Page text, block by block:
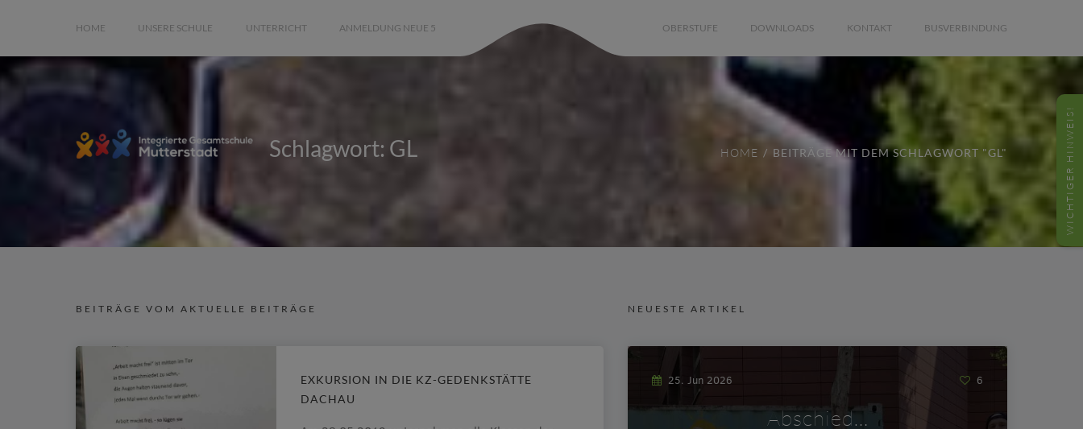
WICHTIGER HINWEIS!
HOME UNSERE SCHULE UNTERRICHT ANMELDUNG NEUE 5 OBERSTUFE DOWNLOADS KONTAKT BUSVERBINDUNG
Schlagwort: GL HOME BEITRÄGE MIT DEM SCHLAGWORT "GL"
BEITRÄGE VOM AKTUELLE BEITRÄGE
EXKURSION IN DIE KZ-GEDENKSTÄTTE
DACHAU
NEUESTE ARTIKEL
25. Jun 2026 6
Abschied…